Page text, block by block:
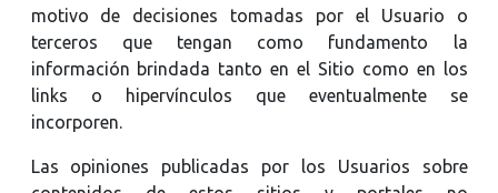
motivo de decisiones tomadas por el Usuario o
terceros que tengan como fundamento la
información brindada tanto en el Sitio como en los
links o hipervínculos que eventualmente se
incorporen.
Las opiniones publicadas por los Usuarios sobre